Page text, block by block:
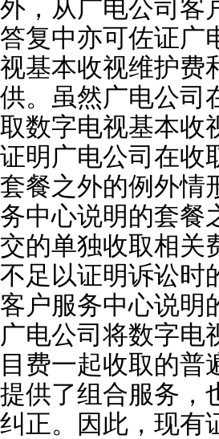
外，从广电公司客
答复中亦可佐证广
视基本收视维护费
供。虽然广电公司
取数字电视基本收
证明广电公司在收
套餐之外的例外情
务中心说明的套餐
交的单独收取相关
不足以证明诉讼时
客户服务中心说明
广电公司将数字电
目费一起收取的普
提供了组合服务，
纠正。因此，现有